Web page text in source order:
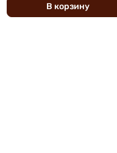
В корзину